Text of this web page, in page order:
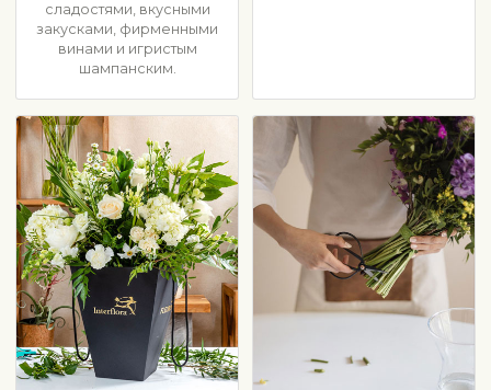
сладостями, вкусными
закусками, фирменными
винами и игристым
шампанским.